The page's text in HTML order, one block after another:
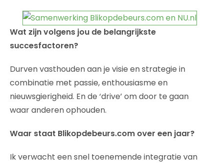
Wat zijn volgens jou de belangrijkste
succesfactoren?
Durven vasthouden aan je visie en strategie in
combinatie met passie, enthousiasme en
nieuwsgierigheid. En de ‘drive’ om door te gaan
waar anderen ophouden.
Waar staat Blikopdebeurs.com over een jaar?
Ik verwacht een snel toenemende integratie van